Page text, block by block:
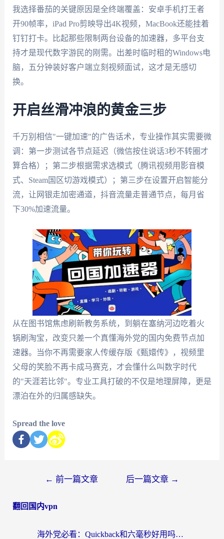
我选择番茄的关键原因是全终端覆盖：安卓手机打王者
开90帧率，iPad Pro剪映导出4K视频，MacBook还能挂着
钉钉打卡。比起那些限制两台设备的加速器，多平台支
持才是现代数字游民的刚需。出差时临时租的Windows电
脑，五分钟装好客户端立刻视频面试，这才是无感切
换。
开启丝滑冲浪的黄金三步
千万别相信"一键加速"的广告话术，专业操作其实需要微
调：第一步测试各节点延迟（微信按住说话3秒不转圈才
算合格）；第二步根据需求选模式（腾讯视频用影音模
式、Steam国区切游戏模式）；第三步在设置开启智能分
流，让网银走加密通道，抖音流量走普通节点，每月省
下30%加速流量。
从在图书馆焦虑刷新教务系统，到躺在塞纳河边吃着火
锅刷淘宝，改变只差一个真懂海外党的国内免费节点加
速器。当你不再需要家人传缓存版《甄嬛传》，视频里
父母的笑脸不再卡成马赛克，才会懂什么叫数字时代
的"天涯若比邻"。专业工具打破的不仅是地理屏障，更是
漂泊在外的归属感缺失。
Spread the love
← 前一篇文章 后一篇文章 →
翻回国内vpn
海外党必看：Quickback和六毫秒好用吗？3步选对回国加速器，无缝刷国内剧玩游戏